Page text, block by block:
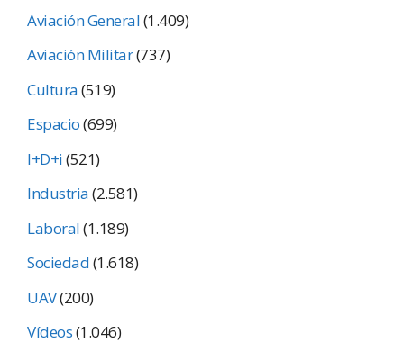
Aviación General(1.409)
Aviación Militar(737)
Cultura(519)
Espacio(699)
I+D+i(521)
Industria(2.581)
Laboral(1.189)
Sociedad(1.618)
UAV(200)
Vídeos(1.046)